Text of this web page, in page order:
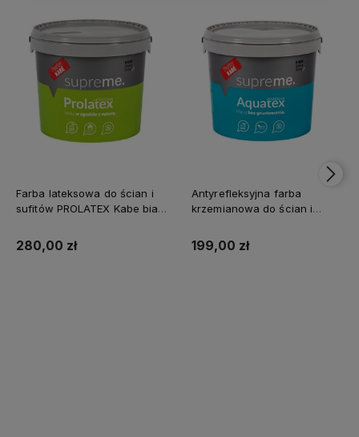
Farba lateksowa do ścian i
sufitów PROLATEX Kabe biała
matowa
280,00 zł
Antyrefleksyjna farba
krzemianowa do ścian i
199,00 zł